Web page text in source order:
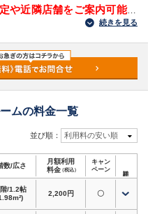
や近隣店舗をご案内可能で
談や空室確認だけでも、お気軽
ださい。
すく、相模原市内はもちろん、
方面からも利用しやすい立地に
号（相原停車場線）へのアク
での荷物の搬入・搬出にも便利
です。
続きを見る
ムの料金一覧
並び順： 利用料の安い順
数/広さ
月額利用
料金（税込）
キャン
ペーン
/1.2帖
2,200円 〇